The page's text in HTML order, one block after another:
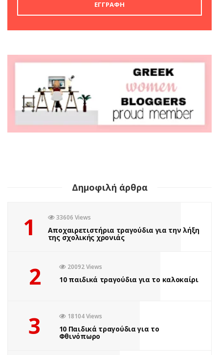
Δημοφιλή άρθρα
1 33606 Views
Αποχαιρετιστήρια τραγούδια για την λήξη
της σχολικής χρονιάς
2 20092 Views
10 παιδικά τραγούδια για το καλοκαίρι
3 18104 Views
10 Παιδικά τραγούδια για το
Φθινόπωρο
MURDLE JR.: Έξυπνα
εγκλήματα για έξυπνα
παιδιά, εκδόσεις
Ψυχογιός
Σοφία Ελευθερίου 0
Πόσες φορές έχετε ακούσει το “Βαριέμαι” αυτό το καλοκαίρι;
Ανάμεσα σε παραλίες και ζεστά ήσυχα μεσημέρια, έρχεται
πάντα εκείνη η στιγμή που το παιδί σου ψάχνει